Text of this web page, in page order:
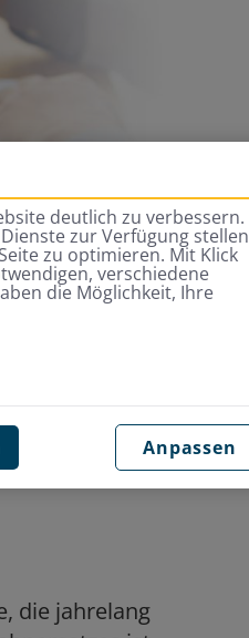
die jahrelang
deutlich zu verbessern.
zur Verfügung stellen
zu optimieren. Mit Klick
verschiedene
die Möglichkeit, Ihre
Anpassen